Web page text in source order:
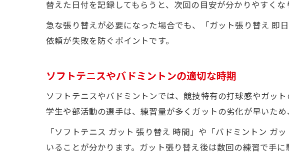
ガッ
試合
バド
ガッ
ラケ
ガット張
替えた日付を記録してもらうと、次回の目安が分かりやすくな
急な張り替えが必要になった場合でも、「ガット張り替え 即
依頼が失敗を防ぐポイントです。
ソフトテニスやバドミントンの適切な時期
ソフトテニスやバドミントンでは、競技特有の打球感やガッ
学生や部活動の選手は、練習量が多くガットの劣化が早いた
「ソフトテニス ガット 張り替え 時間」や「バドミントン ガ
いることが分かります。ガット張り替え後は数回の練習で手に